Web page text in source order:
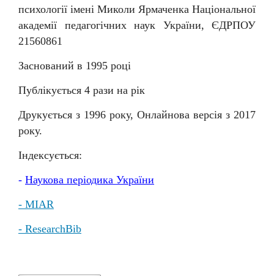
психології імені Миколи Ярмаченка Національної
академії педагогічних наук України, ЄДРПОУ
21560861
Заснований в 1995 році
Публікується 4 рази на рік
Друкується з 1996 року, Онлайнова версія з 2017
року.
Індексується:
- Наукова періодика України
- MIAR
- ResearchBib